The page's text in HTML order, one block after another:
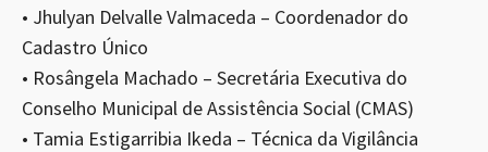
• Jhulyan Delvalle Valmaceda – Coordenador do
Cadastro Único
• Rosângela Machado – Secretária Executiva do
Conselho Municipal de Assistência Social (CMAS)
• Tamia Estigarribia Ikeda – Técnica da Vigilância